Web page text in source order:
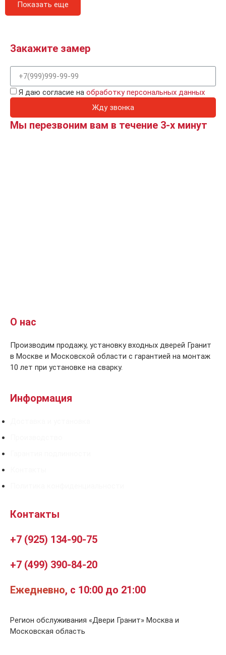
Показать еще
Закажите замер
Я даю согласие на обработку персональных данных
Жду звонка
Мы перезвоним вам в течение 3-х минут
О нас
Производим продажу, установку входных дверей Гранит
в Москве и Московской области с гарантией на монтаж
10 лет при установке на сварку.
Информация
Контакты
+7 (925) 134-90-75
+7 (499) 390-84-20
Ежедневно, с 10:00 до 21:00
Регион обслуживания «Двери Гранит» Москва и
Московская область